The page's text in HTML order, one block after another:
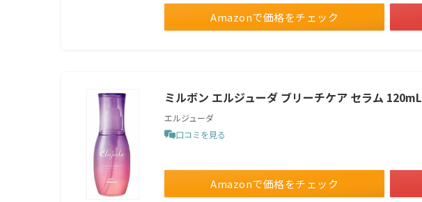
Amazonで価格をチェック
ミルボン エルジューダ ブリーチケア セラム 120mL
エルジューダ
口コミを見る
Amazonで価格をチェック